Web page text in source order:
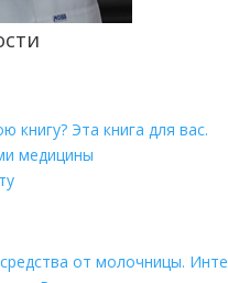
книгу? Эта книга для вас.
медицины
от молочницы.